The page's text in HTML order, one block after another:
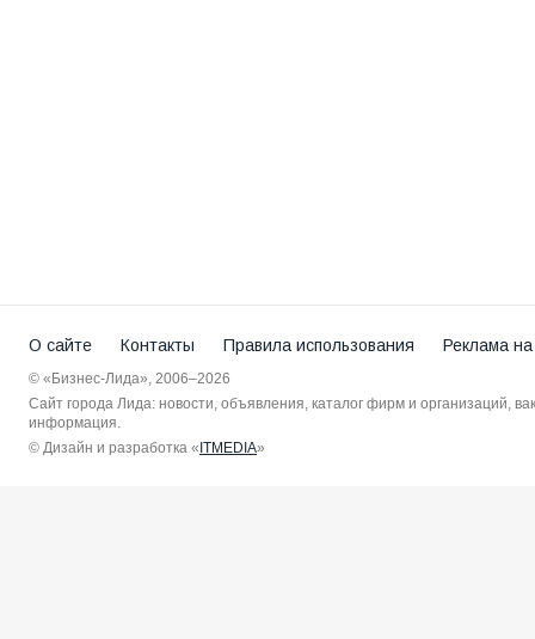
О сайте Контакты Правила использования Реклама
© «Бизнес-Лида», 2006–2026
Сайт города Лида: новости, объявления, каталог фирм и организаций,
информация.
© Дизайн и разработка «ITMEDIA»